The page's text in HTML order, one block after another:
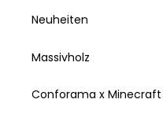
Neuheiten
Massivholz
Conforama x Minecraft